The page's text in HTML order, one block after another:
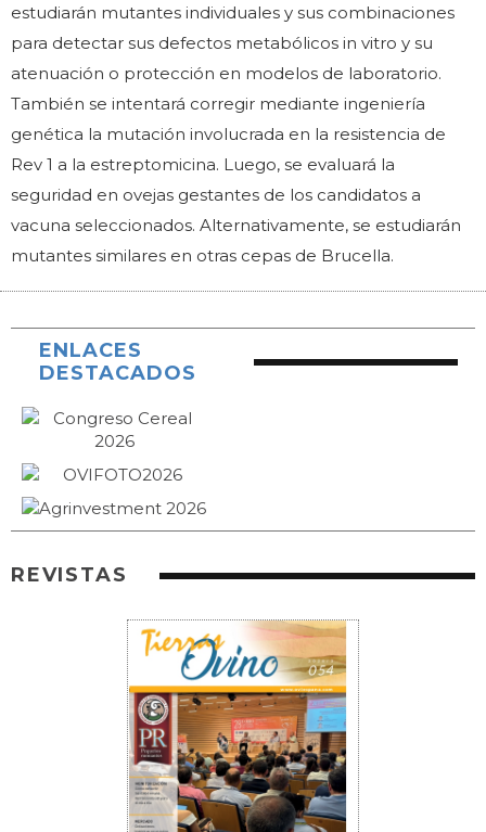
estudiarán mutantes individuales y sus combinaciones
para detectar sus defectos metabólicos in vitro y su
atenuación o protección en modelos de laboratorio.
También se intentará corregir mediante ingeniería
genética la mutación involucrada en la resistencia de
Rev 1 a la estreptomicina. Luego, se evaluará la
seguridad en ovejas gestantes de los candidatos a
vacuna seleccionados. Alternativamente, se estudiarán
mutantes similares en otras cepas de Brucella.
ENLACES
DESTACADOS
REVISTAS